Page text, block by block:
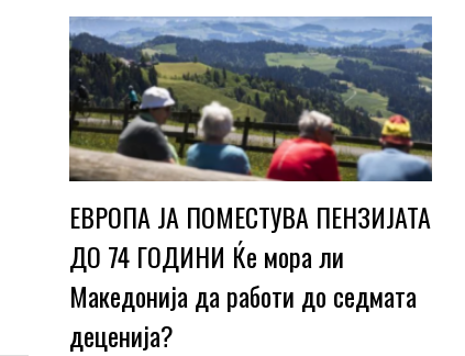
ЕВРОПА ЈА ПОМЕСТУВА ПЕНЗИЈАТА
ДО 74 ГОДИНИ Ќе мора ли
Македонија да работи до седмата
деценија?